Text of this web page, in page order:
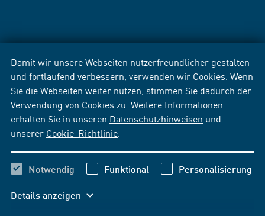
Damit wir unsere Webseiten nutzerfreundlicher gestalten
und fortlaufend verbessern, verwenden wir Cookies. Wenn
Sie die Webseiten weiter nutzen, stimmen Sie dadurch der
Verwendung von Cookies zu. Weitere Informationen
erhalten Sie in unseren Datenschutzhinweisen und
unserer Cookie-Richtlinie
Notwendig Funktional Personalisierung
Details anzeigen